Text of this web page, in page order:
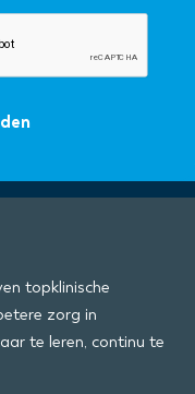
topklinische
zorg in
te leren, continu te